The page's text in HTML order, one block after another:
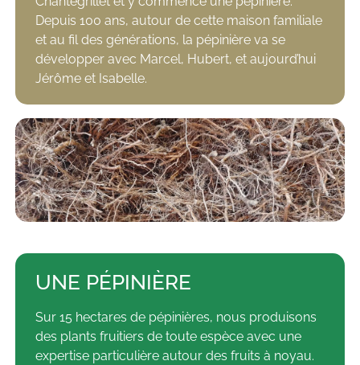
Depuis 100 ans, autour de cette maison familiale
et au fil des générations, la pépinière va se
développer avec Marcel, Hubert, et aujourd’hui
Jérôme et Isabelle.
UNE PÉPINIÈRE
Sur 15 hectares de pépinières, nous produisons
des plants fruitiers de toute espèce avec une
expertise particulière autour des fruits à noyau.